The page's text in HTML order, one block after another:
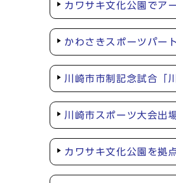
カワサキ文化公園で
かわさきスポーツパー
川崎市市制記念試合「
川崎市スポーツ大会出
カワサキ文化公園を拠